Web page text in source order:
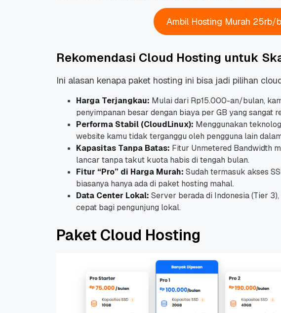
Ambil Hosting Murah 25rb/
Rekomendasi Cloud Hosting untuk
Ini alasan kenapa paket hosting ini bisa jadi pilihan
Harga Terjangkau: Mulai dari Rp15.000-an/bulan,
penyimpanan besar dengan biaya per GB yang sangat
Performa Stabil (CloudLinux): Menggunakan
website kamu tidak terganggu oleh pengguna lain
Kapasitas Tanpa Batas: Fitur Unmetered Bandwidth
lancar tanpa takut kuota habis di tengah bulan.
Fitur “Pro” di Harga Murah: Sudah termasuk akses
biasanya hanya ada di paket hosting mahal.
Data Center Lokal: Server berada di Indonesia (Tier
cepat bagi pengunjung lokal.
Paket Cloud Hosting